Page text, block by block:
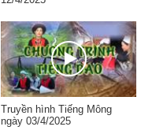
Truyền hình Tiếng Mông
ngày 03/4/2025